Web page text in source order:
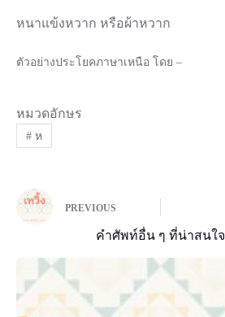
หนาแข้งหวาก หรือผ้าหวาก
ตัวอย่างประโยคภาษาเหนือ โดย –
หมวดอักษร
#ห
PREVIOUS
คำศัพท์อื่น ๆ ที่น่าสนใจ